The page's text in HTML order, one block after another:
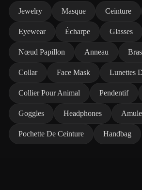
Jewelry Masque Ceinture
Eyewear Écharpe Glasses
Nœud Papillon Anneau
Collar Face Mask Lunettes
Collier Pour Animal Pendentif
Goggles Headphones
Pochette De Ceinture Handbag